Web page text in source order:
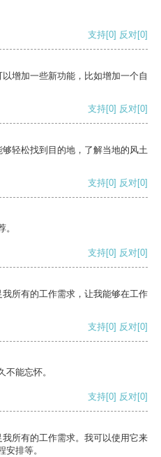
支持[0] 反对[0]
增加一些新功能，比如增加一个自
支持[0] 反对[0]
轻松找到目的地，了解当地的风土
支持[0] 反对[0]
支持[0] 反对[0]
所有的工作需求，让我能够在工作
支持[0] 反对[0]
能忘怀。
支持[0] 反对[0]
所有的工作需求。我可以使用它来
排等。